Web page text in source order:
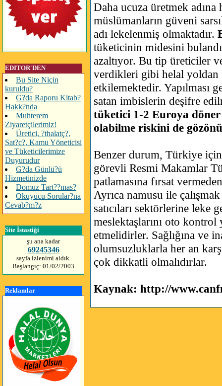
EDITOR'DEN
Bu Site Niçin
kuruldu?
G?da Raporu Kitab?
Hakk?nda
Muhterem
Ziyaretçilerimiz!
Üretici, ?thalatç?,
Sat?c?, Kamu Yöneticisi
ve Tüketicilerimize
Duyurudur
G?da Günlü?ü
Hizmetinizde
Domuz Tart??mas?
Okuyucu Sorular?na
Cevab?m?z
Site İstastiği
şu ana kadar
69245346
sayfa izlenimi aldık.
Başlangıç: 01/02/2003
Reklamlar
Daha ucuza üretmek
müslümanların güveni
adı lekelenmiş olmaktadır.
tüketicinin midesini
azaltıyor. Bu tip üreticiler
verdikleri gibi helal yoldan
etkilemektedir. Yapılması
satan imbislerin deşifre
tüketici 1-2 Euroya
olabilme riskini de
Benzer durum, Türkiye
görevli Resmi Makamlar
patlamasına fırsat
Ayrıca namusu ile
satıcıları sektörlerine leke
meslektaşlarını oto kontrol
etmelidirler. Sağlığına ve
olumsuzluklarla her an
çok dikkatli olmalıdırlar.
Kaynak: http://